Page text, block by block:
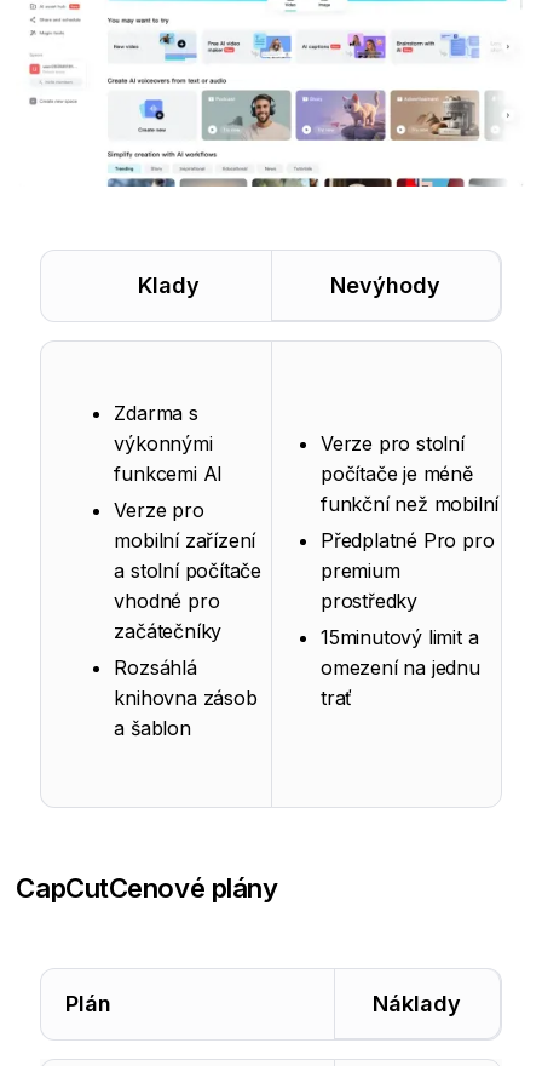
Klady Nevýhody
Zdarma s
výkonnými
funkcemi AI
Verze pro
mobilní zařízení
a stolní počítače
vhodné pro
začátečníky
Rozsáhlá
knihovna zásob
a šablon
Verze pro stolní
počítače je méně
funkční než mobilní
Předplatné Pro pro
premium
prostředky
15minutový limit a
omezení na jednu
trať
CapCutCenové plány
Plán Náklady